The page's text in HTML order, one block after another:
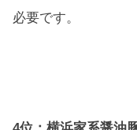
必要です。